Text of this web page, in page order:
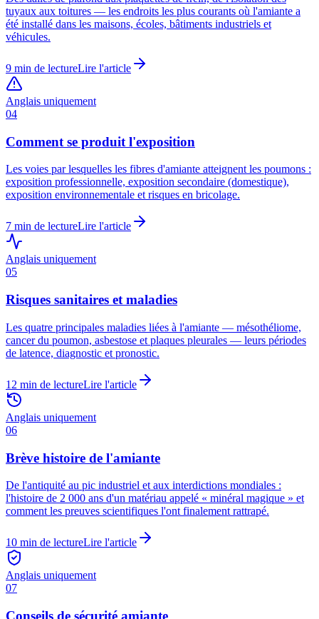
tuyaux aux toitures — les endroits les plus courants où l'amiante a
été installé dans les maisons, écoles, bâtiments industriels et
véhicules.
9 min de lectureLire l'article
Anglais uniquement
04
Comment se produit l'exposition
Les voies par lesquelles les fibres d'amiante atteignent les poumons :
exposition professionnelle, exposition secondaire (domestique),
exposition environnementale et risques en bricolage.
7 min de lectureLire l'article
Anglais uniquement
05
Risques sanitaires et maladies
Les quatre principales maladies liées à l'amiante — mésothéliome,
cancer du poumon, asbestose et plaques pleurales — leurs périodes
de latence, diagnostic et pronostic.
12 min de lectureLire l'article
Anglais uniquement
06
Brève histoire de l'amiante
De l'antiquité au pic industriel et aux interdictions mondiales :
l'histoire de 2 000 ans d'un matériau appelé « minéral magique » et
comment les preuves scientifiques l'ont finalement rattrapé.
10 min de lectureLire l'article
Anglais uniquement
07
Conseils de sécurité amiante